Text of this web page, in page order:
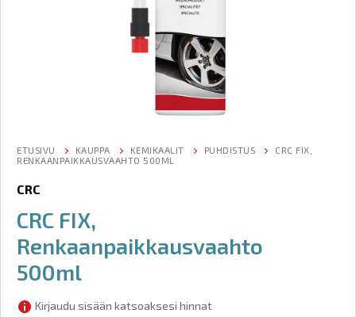
ETUSIVU KAUPPA KEMIKAALIT PUHDISTUS
CRC FIX,
RENKAANPAIKKAUSVAAHTO 500ML
CRC
CRC FIX,
Renkaanpaikkausvaahto
500ml
Kirjaudu sisään katsoaksesi hinnat